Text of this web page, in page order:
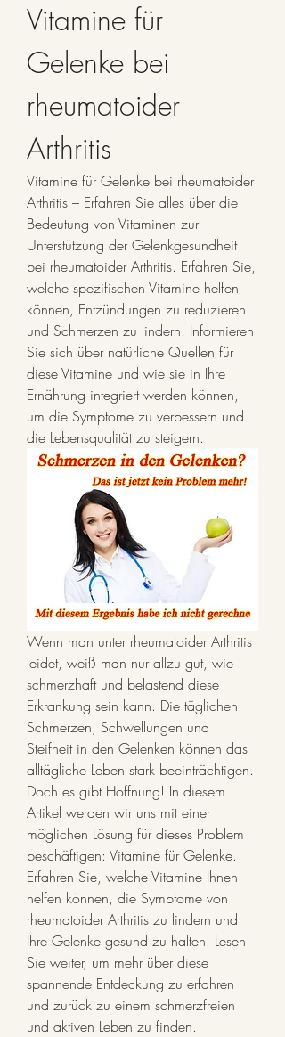
Vitamine für
Gelenke bei
rheumatoider
Arthritis
Vitamine für Gelenke bei rheumatoider
Arthritis – Erfahren Sie alles über die
Bedeutung von Vitaminen zur
Unterstützung der Gelenkgesundheit
bei rheumatoider Arthritis. Erfahren Sie,
welche spezifischen Vitamine helfen
können, Entzündungen zu reduzieren
und Schmerzen zu lindern. Informieren
Sie sich über natürliche Quellen für
diese Vitamine und wie sie in Ihre
Ernährung integriert werden können,
um die Symptome zu verbessern und
die Lebensqualität zu steigern.
Wenn man unter rheumatoider Arthritis
leidet, weiß man nur allzu gut, wie
schmerzhaft und belastend diese
Erkrankung sein kann. Die täglichen
Schmerzen, Schwellungen und
Steifheit in den Gelenken können das
alltägliche Leben stark beeinträchtigen.
Doch es gibt Hoffnung! In diesem
Artikel werden wir uns mit einer
möglichen Lösung für dieses Problem
beschäftigen: Vitamine für Gelenke.
Erfahren Sie, welche Vitamine Ihnen
helfen können, die Symptome von
rheumatoider Arthritis zu lindern und
Ihre Gelenke gesund zu halten. Lesen
Sie weiter, um mehr über diese
spannende Entdeckung zu erfahren
und zurück zu einem schmerzfreien
und aktiven Leben zu finden.